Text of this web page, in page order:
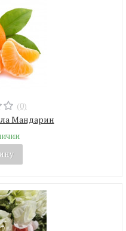
(0)
Мандарин